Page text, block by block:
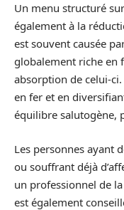
Un menu structuré
également à la
est souvent causée
globalement riche en
absorption de celui-
en fer et en
équilibre salutogène,
Les personnes ayant
ou souffrant déjà
un professionnel de
est également